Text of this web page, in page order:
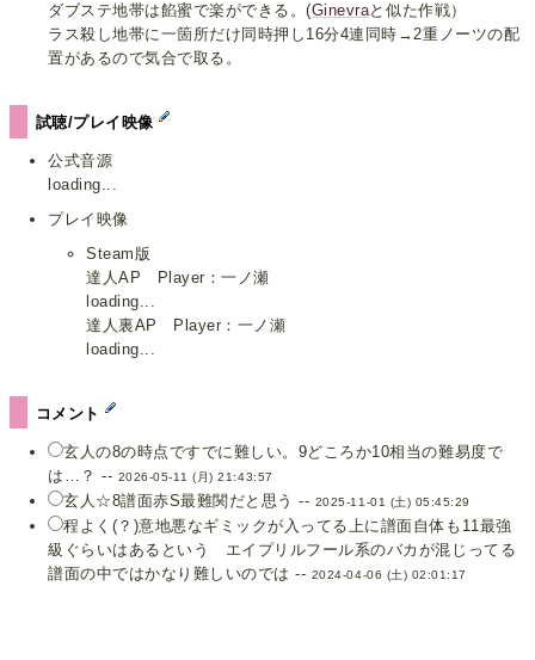
ダブステ地帯は餡蜜で楽ができる。(Ginevraと似た作戦）
ラス殺し地帯に一箇所だけ同時押し16分4連同時→2重ノーツの配
置があるので気合で取る。
試聴/プレイ映像
公式音源
loading...
プレイ映像
Steam版
達人AP Player：一ノ瀬
loading...
達人裏AP Player：一ノ瀬
loading...
コメント
玄人の8の時点ですでに難しい。9どころか10相当の難易度で
は…？ -- 2026-05-11 (月) 21:43:57
玄人☆8譜面赤S最難関だと思う -- 2025-11-01 (土) 05:45:29
程よく(？)意地悪なギミックが入ってる上に譜面自体も11最強
級ぐらいはあるという エイプリルフール系のバカが混じってる
譜面の中ではかなり難しいのでは -- 2024-04-06 (土) 02:01:17